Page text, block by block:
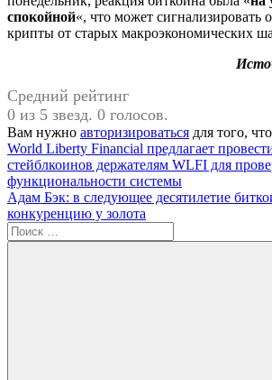
спокойной«, что может сигнализировать
крипты от старых макроэкономических
Средний рейтинг
0 из 5 звезд. 0 голосов.
Вам нужно авторизироваться для того,
Навигация
по
записям
Предыдущая
запись:
World Liberty Financial предлагает
стейблкоинов держателям WLFI для
функциональности системы
Следующая
запись:
Адам Бэк: в следующее десятилетие
конкуренцию у золота
Поиск
для: